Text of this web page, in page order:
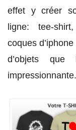
effet y créer
ligne: tee-
coques
d’objets
impressionnante.